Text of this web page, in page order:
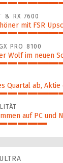
& RX 7600
mit FSR
PRO 8100
Wolf im neuen
Quartal ab, Aktie
auf PC und